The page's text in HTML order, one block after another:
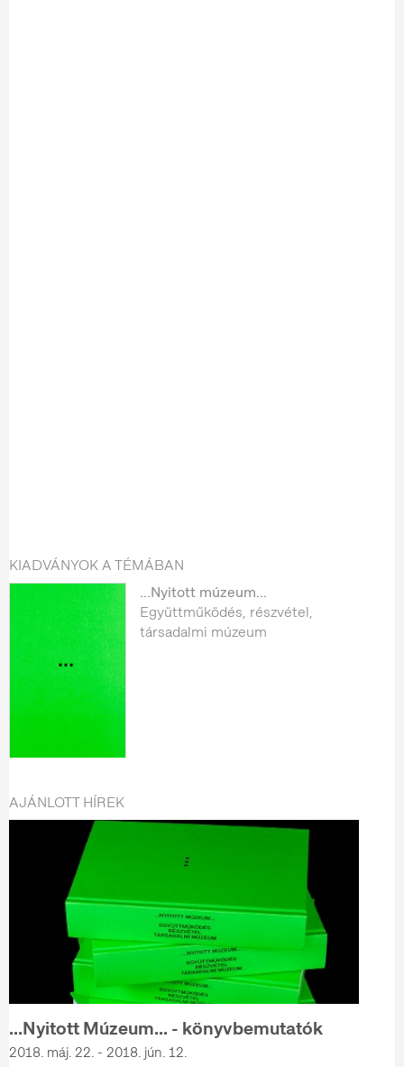
KIADVÁNYOK A TÉMÁBAN
...Nyitott múzeum...
Együttműködés, részvétel,
társadalmi múzeum
AJÁNLOTT HÍREK
...Nyitott Múzeum... - könyvbemutatók
2018. máj. 22. - 2018. jún. 12.